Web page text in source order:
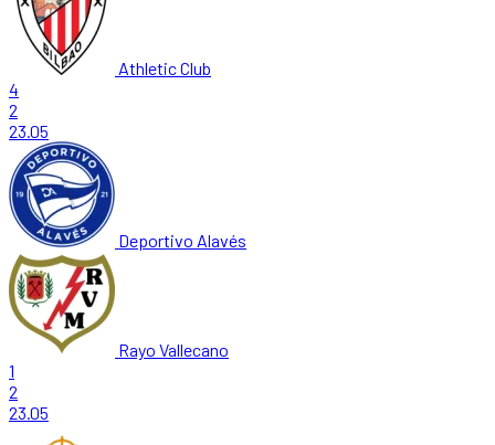
Athletic Club
4
2
23.05
Deportivo Alavés
Rayo Vallecano
1
2
23.05